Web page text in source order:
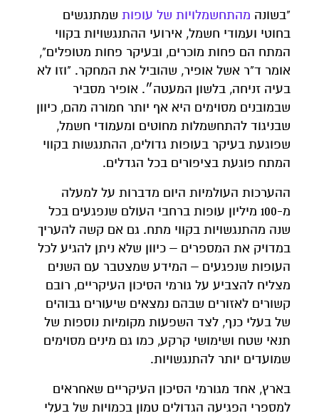
"בשונה מהתחשמלויות של עופות שמתנגשים
בחוטי ועמודי חשמל, אירועי ההתנגשויות בקווי
המתח הם פחות מוכרים, ובעיקר פחות מטופלים",
אומר ד"ר אשל אופיר, שהוביל את המחקר. "וזו לא
בעיה זניחה, בלשון המעטה״. אופיר מסביר
שבמובנים מסוימים היא אף יותר חמורה מהם, כיוון
שבניגוד להתחשמלות מחוטים ומעמודי חשמל,
שפוגעת בעיקר בעופות גדולים, ההתנגשות בקווי
המתח פוגעת בציפורים בכל הגדלים.
ההערכות העולמיות היום מדברות על למעלה
מ-100 מיליון עופות ברחבי העולם שנפגעים בכל
שנה מהתנגשויות בקווי מתח. גם אם קשה להעריך
במדויק את המספרים – כיוון שלא ניתן להגיע לכל
העופות שנפגעים – המידע שמצטבר עם השנים
מצליח להצביע על גורמי הסיכון העיקריים, רובם
קשורים לאזורים שבהם נמצאים שיעורים גבוהים
של בעלי כנף, לצד השפעות מקומיות נוספות של
תנאי שטח ושימושי קרקע, כמו גם מינים מסוימים
שמועדים יותר להתנגשויות.
בארץ, אחד מגורמי הסיכון העיקריים שאחראים
למספרי הפגיעה הגדולים טמון בכמויות של בעלי